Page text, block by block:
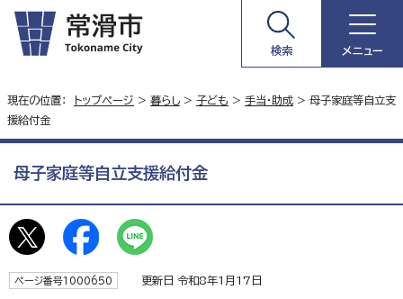
検索 メニュー
現在の位置： トップページ > 暮らし> 子ども > 手当・助成 > 母子家庭等自立支
援給付金
母子家庭等自立支援給付金
ページ番号1000650 更新日 令和8年1月17日